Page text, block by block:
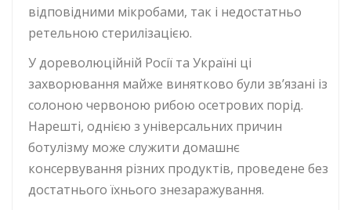
відповідними мікробами, так і недостатньо
ретельною стерилізацією.
У дореволюційній Росії та Україні ці
захворювання майже винятково були зв’язані із
солоною червоною рибою осетрових порід.
Нарешті, однією з універсальних причин
ботулізму може служити домашнє
консервування різних продуктів, проведене без
достатнього їхнього знезаражування.